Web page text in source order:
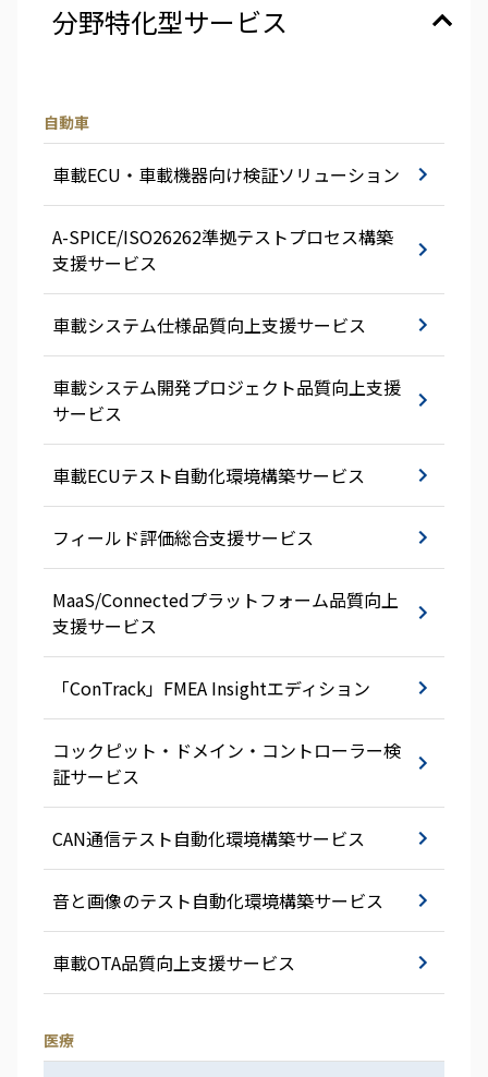
分野特化型サービス
自動車
車載ECU・車載機器向け検証ソリューション
A-SPICE/ISO26262準拠テストプロセス構築
支援サービス
車載システム仕様品質向上支援サービス
車載システム開発プロジェクト品質向上支援
サービス
車載ECUテスト自動化環境構築サービス
フィールド評価総合支援サービス
MaaS/Connectedプラットフォーム品質向上
支援サービス
「ConTrack」FMEA Insightエディション
コックピット・ドメイン・コントローラー検
証サービス
CAN通信テスト自動化環境構築サービス
音と画像のテスト自動化環境構築サービス
車載OTA品質向上支援サービス
医療